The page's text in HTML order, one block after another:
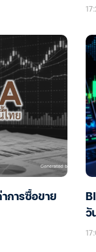
การซื้อขาย
วั